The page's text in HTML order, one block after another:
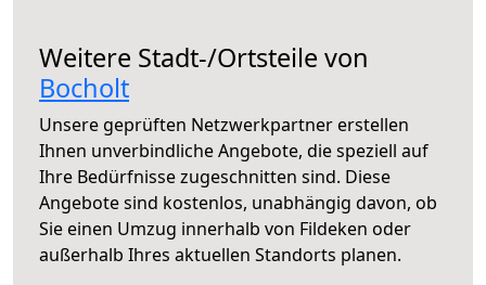
Weitere Stadt-/Ortsteile von
Bocholt
Unsere geprüften Netzwerkpartner erstellen
Ihnen unverbindliche Angebote, die speziell auf
Ihre Bedürfnisse zugeschnitten sind. Diese
Angebote sind kostenlos, unabhängig davon, ob
Sie einen Umzug innerhalb von Fildeken oder
außerhalb Ihres aktuellen Standorts planen.